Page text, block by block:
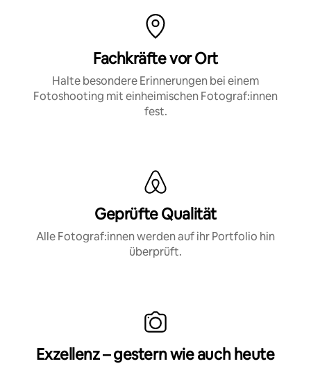
Fachkräfte vor Ort
Halte besondere Erinnerungen bei einem
Fotoshooting mit einheimischen Fotograf:innen
fest.
Geprüfte Qualität
Alle Fotograf:innen werden auf ihr Portfolio hin
überprüft.
Exzellenz – gestern wie auch heute